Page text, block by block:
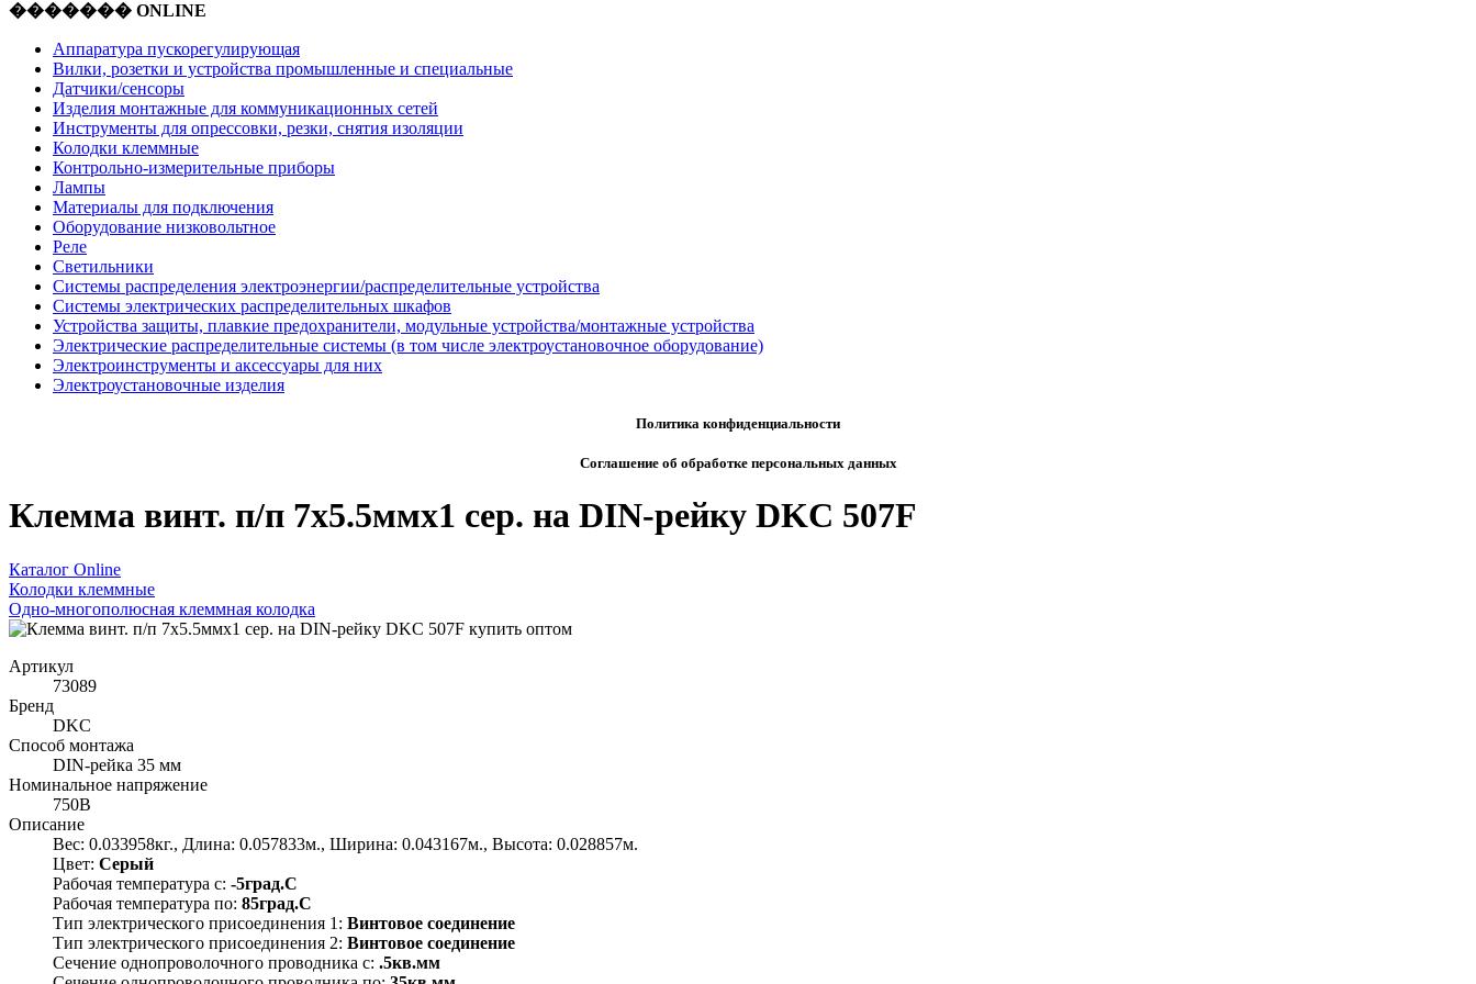
������� ONLINE
Аппаратура пускорегулирующая
Вилки, розетки и устройства промышленные и специальные
Датчики/сенсоры
Изделия монтажные для коммуникационных сетей
Инструменты для опрессовки, резки, снятия изоляции
Колодки клеммные
Контрольно-измерительные приборы
Лампы
Материалы для подключения
Оборудование низковольтное
Реле
Светильники
Системы распределения электроэнергии/распределительные устройства
Системы электрических распределительных шкафов
Устройства защиты, плавкие предохранители, модульные устройства/монтажные устройства
Электрические распределительные системы (в том числе электроустановочное оборудование)
Электроинструменты и аксессуары для них
Электроустановочные изделия
Политика конфиденциальности
Соглашение об обработке персональных данных
Клемма винт. п/п 7х5.5ммх1 сер. на DIN-рейку DKC 507F
Каталог Online
Колодки клеммные
Одно-многополюсная клеммная колодка
Артикул
73089
Бренд
DKC
Способ монтажа
DIN-рейка 35 мм
Номинальное напряжение
750В
Описание
Вес: 0.033958кг., Длина: 0.057833м., Ширина: 0.043167м., Высота: 0.028857м.
Цвет: Серый
Рабочая температура с: -5град.C
Рабочая температура по: 85град.C
Тип электрического присоединения 1: Винтовое соединение
Тип электрического присоединения 2: Винтовое соединение
Сечение однопроволочного проводника с: .5кв.мм